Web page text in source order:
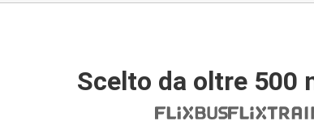
Scelto da oltre 500